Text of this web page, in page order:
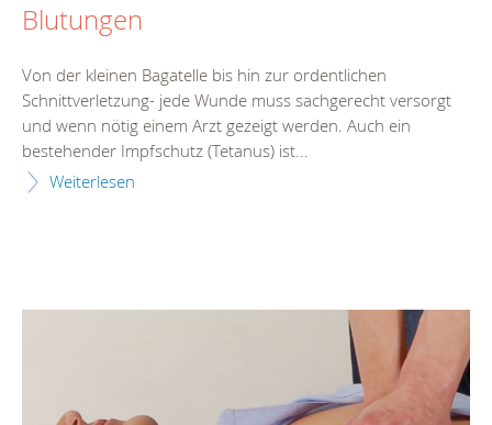
Blutungen
Von der kleinen Bagatelle bis hin zur ordentlichen
Schnittverletzung- jede Wunde muss sachgerecht versorgt
und wenn nötig einem Arzt gezeigt werden. Auch ein
bestehender Impfschutz (Tetanus) ist...
Weiterlesen